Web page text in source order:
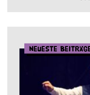
Neueste